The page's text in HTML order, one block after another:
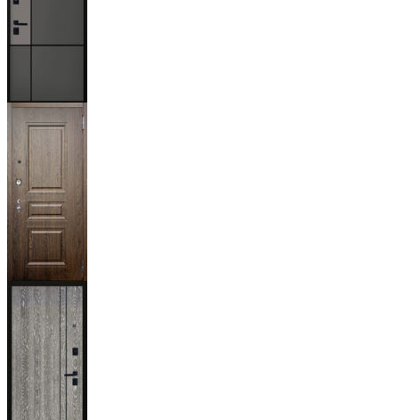
Мичиган
Магистр
Дуб кантри
тёмный